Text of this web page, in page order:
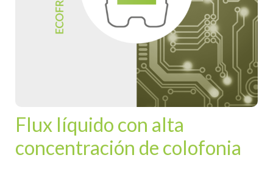
Flux líquido con alta
concentración de colofonia